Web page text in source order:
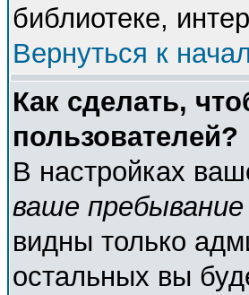
библиотеке,
Вернуться к
Как сделать,
пользователей?
В настройках
ваше
видны только
остальных вы